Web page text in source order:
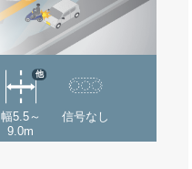
幅5.5～
9.0m
他
信号なし